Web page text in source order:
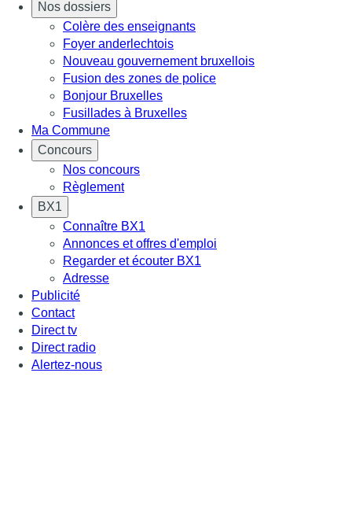
Nos dossiers
Colère des enseignants
Foyer anderlechtois
Nouveau gouvernement bruxellois
Fusion des zones de police
Bonjour Bruxelles
Fusillades à Bruxelles
Ma Commune
Concours
Nos concours
Règlement
BX1
Connaître BX1
Annonces et offres d'emploi
Regarder et écouter BX1
Adresse
Publicité
Contact
Direct tv
Direct radio
Alertez-nous